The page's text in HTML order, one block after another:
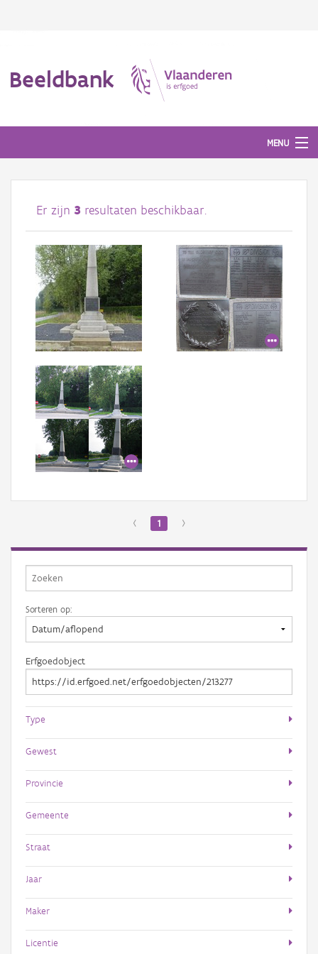
Beeldbank
MENU
Afbeeldingen
#BeeldIndeKijker
Hergebruik
Over ons
Aanmelden
Er zijn 3 resultaten beschikbaar.
‹ 1 ›
Sorteren op:
Erfgoedobject
Type
Gewest
Provincie
Gemeente
Straat
Jaar
Maker
Licentie